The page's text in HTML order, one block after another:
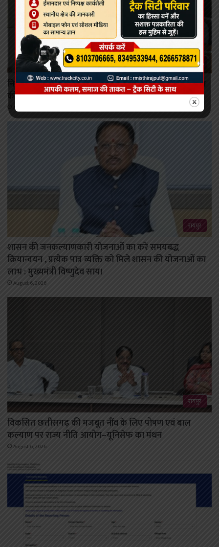
रायपुर
निर्माण श्रमिकों के कल्याण हेतु अनेक महत्वपूर्ण निर्णयों को मंडल
की बैठक में मिली स्वीकृति
August 6, 2026
रायपुर
शासन की जनकल्याणकारी योजनाओं का करें समयबद्ध
क्रियान्वयन , प्रत्येक पात्र व्यक्ति को मिले शासन की योजनाओं का
लाभ : मुख्यमंत्री विष्णुदेव साय।
August 6, 2026
रायपुर
विकसित छत्तीसगढ़ की मजबूत नींव के लिए पोषण एवं बाल
कल्याण पर राज्य नीति आयोग–यूनिसेफ का मंथन
August 6, 2026